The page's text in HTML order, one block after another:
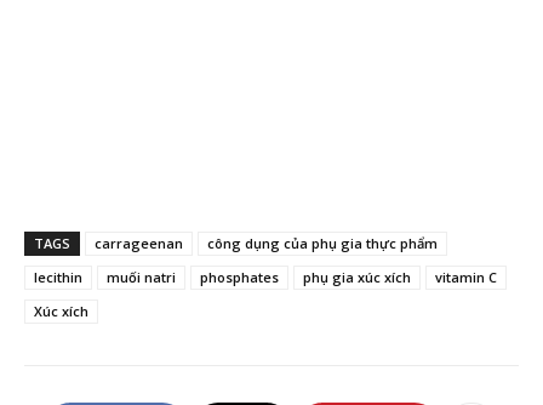
TAGS carrageenan
công dụng của phụ gia thực phẩm
lecithin
muối natri phosphates phụ gia xúc xích
vitamin C
Xúc xích